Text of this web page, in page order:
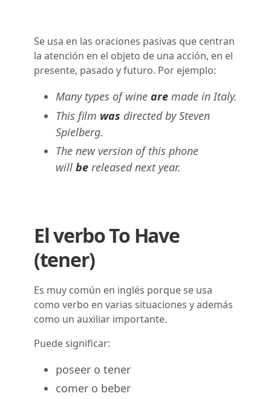
Se usa en las oraciones pasivas que centran
la atención en el objeto de una acción, en el
presente, pasado y futuro. Por ejemplo:
Many types of wine are made in Italy.
This film was directed by Steven
Spielberg.
The new version of this phone
will be released next year.
El verbo To Have
(tener)
Es muy común en inglés porque se usa
como verbo en varias situaciones y además
como un auxiliar importante.
Puede significar:
poseer o tener
comer o beber